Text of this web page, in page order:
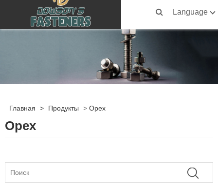
Language
Главная > Продукты > Орех
Орех